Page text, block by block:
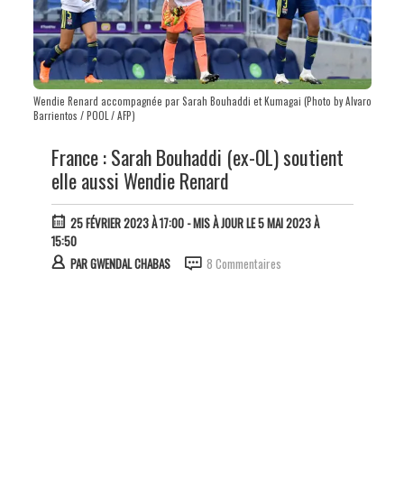
Wendie Renard accompagnée par Sarah Bouhaddi et Kumagai (Photo by Alvaro
Barrientos / POOL / AFP)
France : Sarah Bouhaddi (ex-OL) soutient
elle aussi Wendie Renard
25 FÉVRIER 2023 À 17:00- MIS À JOUR LE 5 MAI 2023 À
15:50
PARGWENDAL CHABAS 8 Commentaires